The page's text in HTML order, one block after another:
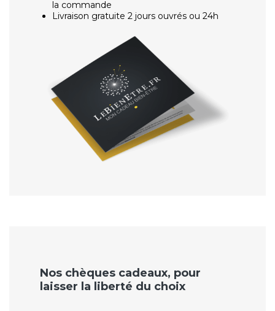
la commande
Livraison gratuite 2 jours ouvrés ou 24h
Nos chèques cadeaux, pour
laisser la liberté du choix